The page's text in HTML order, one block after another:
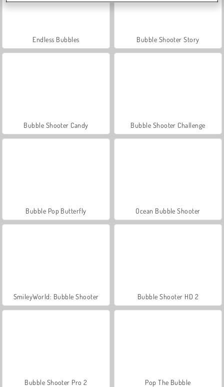
Endless Bubbles Bubble Shooter Story
Bubble Shooter Candy Bubble Shooter Challenge
Bubble Pop Butterfly Ocean Bubble Shooter
SmileyWorld: Bubble Shooter Bubble Shooter HD 2
Bubble Shooter Pro 2 Pop The Bubble